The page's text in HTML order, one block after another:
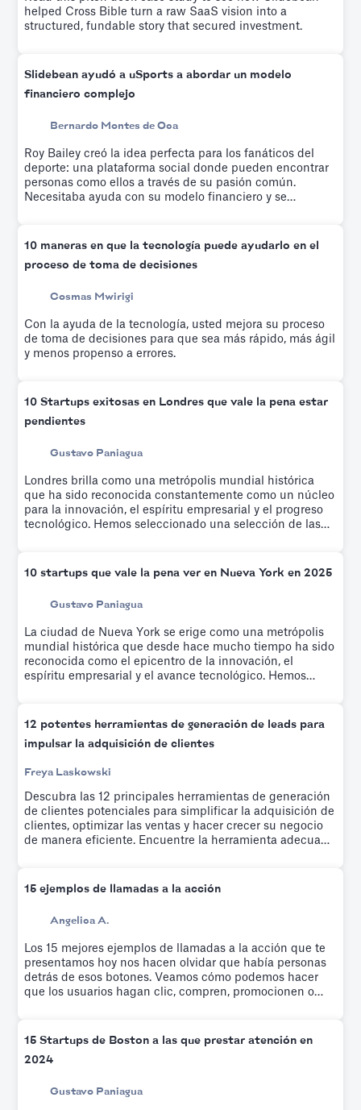
helped Cross Bible turn a raw SaaS vision into a
structured, fundable story that secured investment.
Slidebean ayudó a uSports a abordar un modelo
financiero complejo
Bernardo Montes de Oca
Roy Bailey creó la idea perfecta para los fanáticos del
deporte: una plataforma social donde pueden encontrar
personas como ellos a través de su pasión común.
Necesitaba ayuda con su modelo financiero y se
sobre modelos financieros basados en factores
impulsores mientras un equipo crea su modelo
financiero personalizado.
10 maneras en que la tecnología puede ayudarlo en el
proceso de toma de decisiones
Cosmas Mwirigi
Con la ayuda de la tecnología, usted mejora su proceso
de toma de decisiones para que sea más rápido, más ágil
y menos propenso a errores.
10 Startups exitosas en Londres que vale la pena estar
pendientes
Gustavo Paniagua
Londres brilla como una metrópolis mundial histórica
que ha sido reconocida constantemente como un núcleo
para la innovación, el espíritu empresarial y el progreso
tecnológico. Hemos seleccionado una selección de las
10 startups que vale la pena ver en Nueva York en 2025
Gustavo Paniagua
La ciudad de Nueva York se erige como una metrópolis
mundial histórica que desde hace mucho tiempo ha sido
reconocida como el epicentro de la innovación, el
espíritu empresarial y el avance tecnológico. Hemos
12 potentes herramientas de generación de leads para
impulsar la adquisición de clientes
Freya Laskowski
Descubra las 12 principales herramientas de generación
de clientes potenciales para simplificar la adquisición de
clientes, optimizar las ventas y hacer crecer su negocio
de manera eficiente. Encuentre la herramienta adecuada
15 ejemplos de llamadas a la acción
Angelica A.
Los 15 mejores ejemplos de llamadas a la acción que te
presentamos hoy nos hacen olvidar que había personas
detrás de esos botones. Veamos cómo podemos hacer
que los usuarios hagan clic, compren, promocionen o
15 Startups de Boston a las que prestar atención en
2024
Gustavo Paniagua